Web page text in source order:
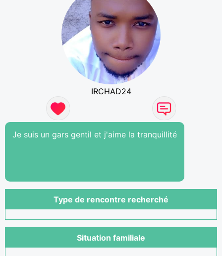
IRCHAD24
Je suis un gars gentil et j'aime la tranquillité
Type de rencontre recherché
Situation familiale